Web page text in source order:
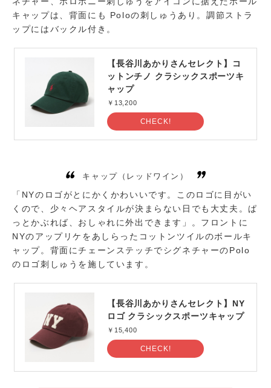
キャップは、背面にも Poloの刺しゅうあり。調節ストラ
ップにはバックル付き。
【長谷川あかりさんセレクト】
コ
ットンチノ クラシックスポーツキ
ャップ
￥13,200
CHECK!
キャップ（レッドワイン）
「NYのロゴがとにかくかわいいです。このロゴに目がい
くので、少々ヘアスタイルが決まらない日でも大丈夫。ぱ
っとかぶれば、おしゃれに外出できます」。フロントに
NYのアップリケをあしらったコットンツイルのボールキ
ャップ。背面にチェーンステッチでシグネチャーのPolo
のロゴ刺しゅうを施しています。
【長谷川あかりさんセレクト】NY
ロゴ クラシックスポーツキャップ
￥15,400
CHECK!